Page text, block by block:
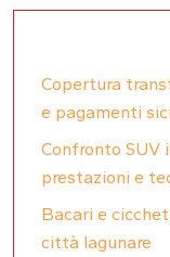
Copertura
e pagamenti
Confronto SUV
prestazioni e
Bacari e
città lagunare